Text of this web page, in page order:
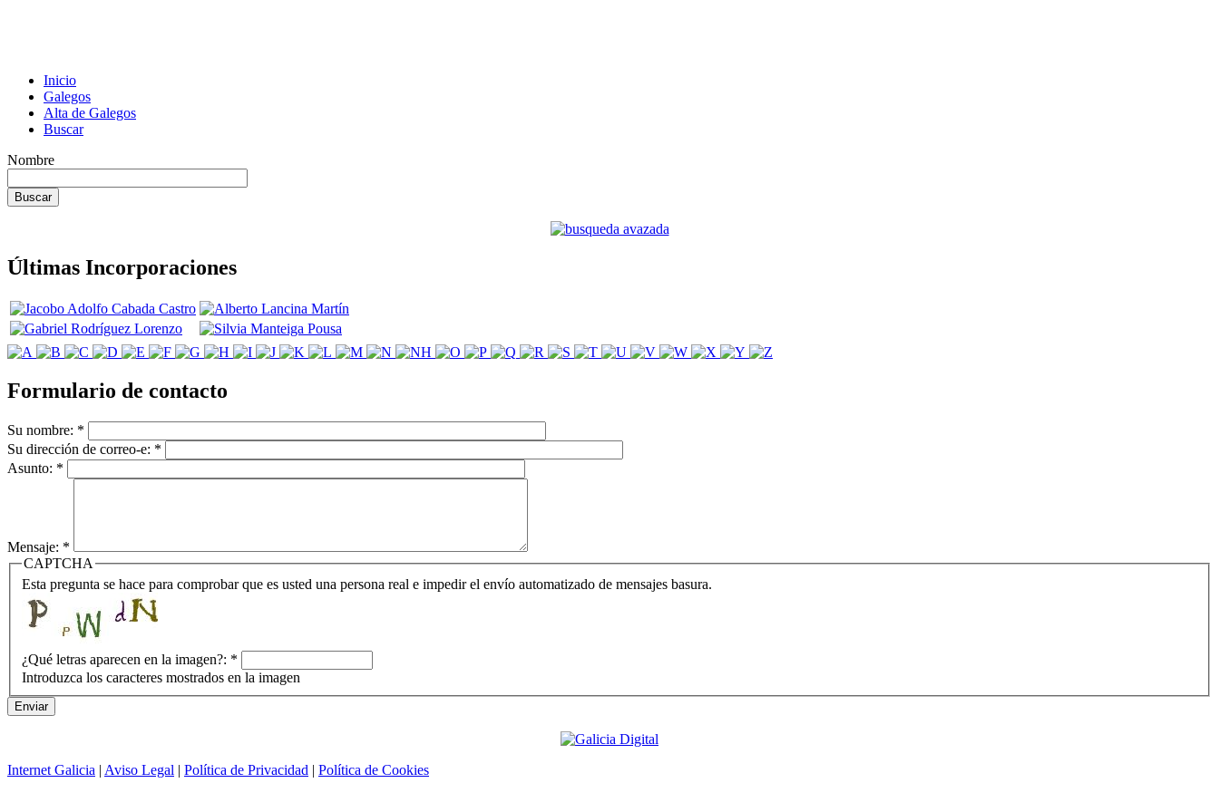
Inicio
Galegos
Alta de Galegos
Buscar
Nombre
Últimas Incorporaciones
Formulario de contacto
Su nombre: *
Su dirección de correo-e: *
Asunto: *
Mensaje: *
CAPTCHA
Esta pregunta se hace para comprobar que es usted una persona real e impedir el envío automatizado de mensajes basura.
¿Qué letras aparecen en la imagen?: *
Introduzca los caracteres mostrados en la imagen
Internet Galicia | Aviso Legal | Política de Privacidad | Política de Cookies